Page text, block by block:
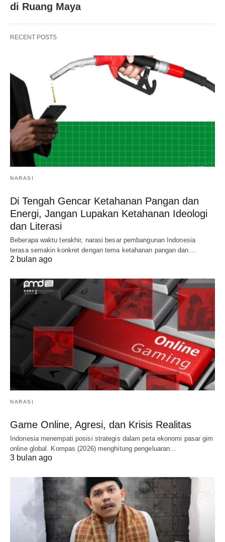
di Ruang Maya
RECENT POSTS
NARASI
Di Tengah Gencar Ketahanan Pangan dan
Energi, Jangan Lupakan Ketahanan Ideologi
dan Literasi
Beberapa waktu terakhir, narasi besar pembangunan Indonesia
terasa semakin konkret dengan tema ketahanan pangan dan…
2 bulan ago
NARASI
Game Online, Agresi, dan Krisis Realitas
Indonesia menempati posisi strategis dalam peta ekonomi pasar gim
online global. Kompas (2026) menghitung pengeluaran…
3 bulan ago